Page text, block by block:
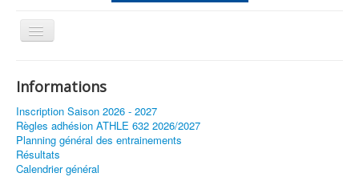
Basculer
la
Vous êtes ici :
Conditions nécessaires pour la reprise des entrainements
Informations
Inscription Saison 2026 - 2027
Règles adhésion ATHLE 632 2026/2027
Planning général des entrainements
Résultats
Calendrier général